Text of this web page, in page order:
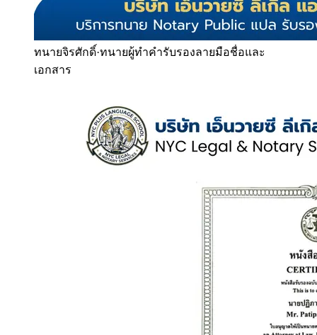
ทนายจิรศักดิ์·ทนายผู้ทำคำรับรองลายมือชื่อและ
เอกสาร